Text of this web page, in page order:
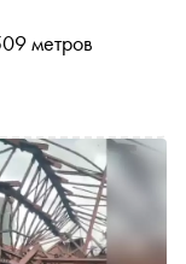
метров